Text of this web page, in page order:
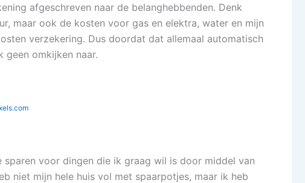
afgeschreven naar de belanghebbenden. Denk
maar ook de kosten voor gas en elektra, water en mijn
verzekering. Dus doordat dat allemaal automatisch
geen omkijken naar.
om
sparen voor dingen die ik graag wil is door middel van
niet mijn hele huis vol met spaarpotjes, maar ik heb